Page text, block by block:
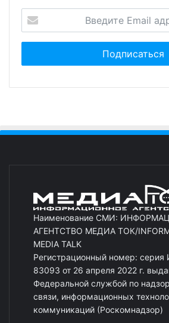
Наименование СМИ:
АГЕНТСТВО МЕДИА ТОК/
MEDIA TALK
Регистрационный номер:
83093 от 26 апреля 2022 г.
Федеральной службой по
связи, информационных
коммуникаций (Роскомнадзор)